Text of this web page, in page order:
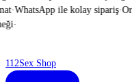
·WhatsApp ile kolay sipariş·
·
112Sex Shop